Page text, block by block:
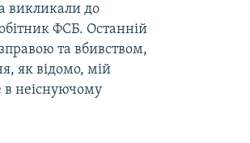
викликали до
ФСБ. Останній
та вбивством,
як відомо, мій
в неіснуючому